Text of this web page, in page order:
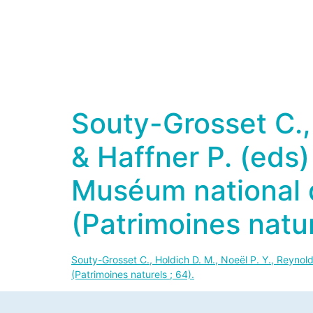
Souty-Grosset
& Haffner P.
Muséum national
(Patrimoines
Souty-Grosset C., Holdich D. M., Noeël P. Y.,
(Patrimoines naturels ; 64).